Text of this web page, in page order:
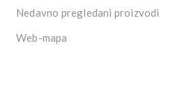
Nedavno pregledani proizvodi
Web-mapa